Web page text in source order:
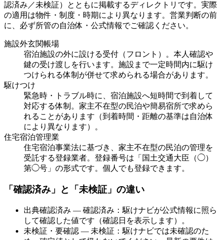
認済み／未検証）とともに掲載するディレクトリです。実際
の適用は物件・制度・時期により異なります。営業判断の前
に、必ず所管の自治体・公式情報でご確認ください。
施設外玄関帳場
宿泊施設の外に設ける受付（フロント）。本人確認や
鍵の受け渡しを行います。施設まで一定時間内に駆け
つけられる体制が併せて求められる場合があります。
駆けつけ
緊急時・トラブル時に、宿泊施設へ短時間で到着して
対応する体制。家主不在型の民泊や簡易宿所で求めら
れることがあります（到着時間・距離の基準は自治体
により異なります）。
住宅宿泊管理業
住宅宿泊事業法に基づき、家主不在型の民泊の管理を
受託する登録業者。登録番号は「国土交通大臣（◯）
第◯号」の形式です。個人でも登録できます。
「確認済み」と「未検証」の違い
出典確認済み — 確認済み：駆けナビが公式情報に照ら
して確認した値です（確認日を表示します）。
未検証・要確認 — 未検証：駆けナビでは未確認のた